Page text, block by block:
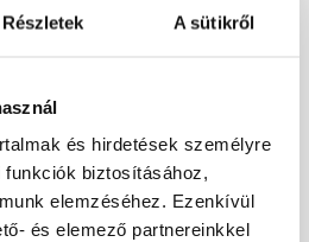
Részletek A sütikről
és hirdetések személyre
biztosításához,
elemzéséhez. Ezenkívül
és elemező partnereinkkel